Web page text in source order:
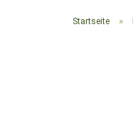
Startseite »